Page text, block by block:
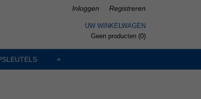
Inloggen Registreren
UW WINKELWAGEN
Geen producten (0)
+